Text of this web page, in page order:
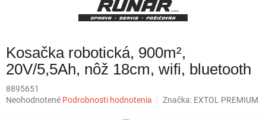
Kosačka robotická, 900m²,
20V/5,5Ah, nôž 18cm, wifi, bluetooth
8895651
Priemerné
Neohodnotené Podrobnosti hodnotenia Značka: EXTOL PREMIUM